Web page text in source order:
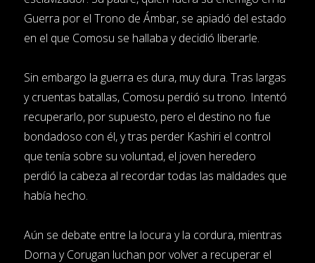
Guerra por el Trono de Ámbar, se apiadó del estado
en el que Comosu se hallaba y decidió liberarle.
Sin embargo la guerra es dura, muy dura. Tras largas
y cruentas batallas, Comosu perdió su trono. Intentó
recuperarlo, por supuesto, pero el destino no fue
bondadoso con él, y tras perder Kashiri el control
que tenía sobre su voluntad, el joven heredero
perdió la cabeza al recordar todas las maldades que
había hecho.
Aún se debate entre la locura y la cordura, mientras
Dorna y Corugan luchan por volver a recuperar el